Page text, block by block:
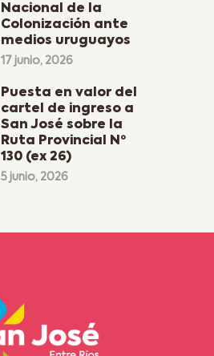
Nacional de la
Colonización ante
medios uruguayos
17 junio, 2026
Puesta en valor del
cartel de ingreso a
San José sobre la
Ruta Provincial Nº
130 (ex 26)
5 junio, 2026